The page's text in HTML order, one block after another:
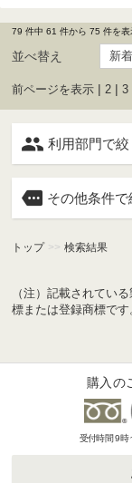
79 件中 61 件から 75 件を表
並べ替え
前ページを表示 | 2 | 3
 利用部門で絞
 その他条件で
トップ >> 検索結果
（注）記載されてい
標または登録商標です
購入の
受付時間 9時